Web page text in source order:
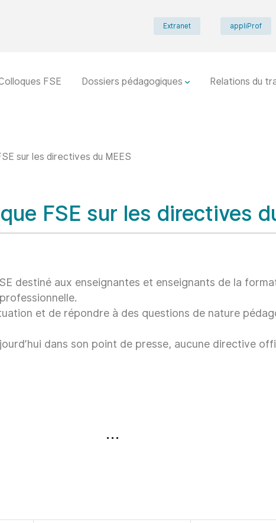
Extranet appliProf
FSE Dossiers pédagogiques Relations du
sur les directives du MEES
FSE sur les directives
destiné aux enseignantes et enseignants de la
et de répondre à des questions de nature
dans son point de presse, aucune directive